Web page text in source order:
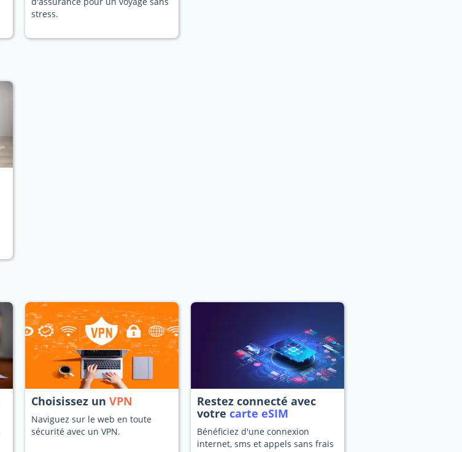
stress.
Choisissez un VPN
Naviguez sur le web en toute
sécurité avec un VPN.
Restez connecté avec
votre carte eSIM
Bénéficiez d'une connexion
internet, sms et appels sans frais